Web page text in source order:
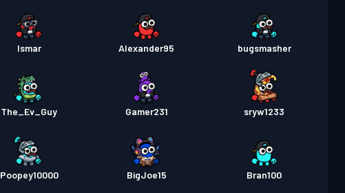
Ismar Alexander95 bugsmasher
The_Ev_Guy Gamer231 sryw1233
Poopey10000 BigJoe15 Bran100